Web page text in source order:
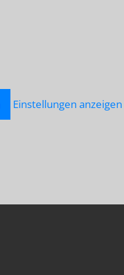
Einstellungen anzeigen